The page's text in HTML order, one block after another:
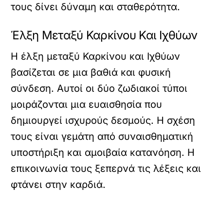
τους δίνει δύναμη και σταθερότητα.
Έλξη Μεταξύ Καρκίνου Και Ιχθύων
Η έλξη μεταξύ Καρκίνου και Ιχθύων
βασίζεται σε μια βαθιά και φυσική
σύνδεση. Αυτοί οι δύο ζωδιακοί τύποι
μοιράζονται μια ευαισθησία που
δημιουργεί ισχυρούς δεσμούς. Η σχέση
τους είναι γεμάτη από συναισθηματική
υποστήριξη και αμοιβαία κατανόηση. Η
επικοινωνία τους ξεπερνά τις λέξεις και
φτάνει στην καρδιά.